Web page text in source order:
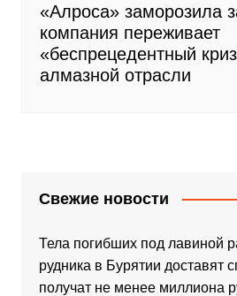
«Алроса» заморозила
компания переживает
«беспрецедентный
алмазной отрасли
Свежие новости
Тела погибших под лавиной
рудника в Бурятии доставят
получат не менее миллиона